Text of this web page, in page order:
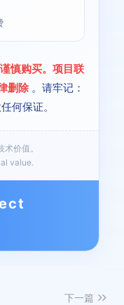
慎购买。项目联
删除 。请牢记：
何保证。
价值。
value.
下一篇